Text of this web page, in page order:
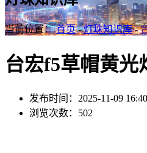
当前位置：首页-灯珠知识库-
台宏f5草帽黄光
发布时间：2025-11-09 16:40
浏览次数：502